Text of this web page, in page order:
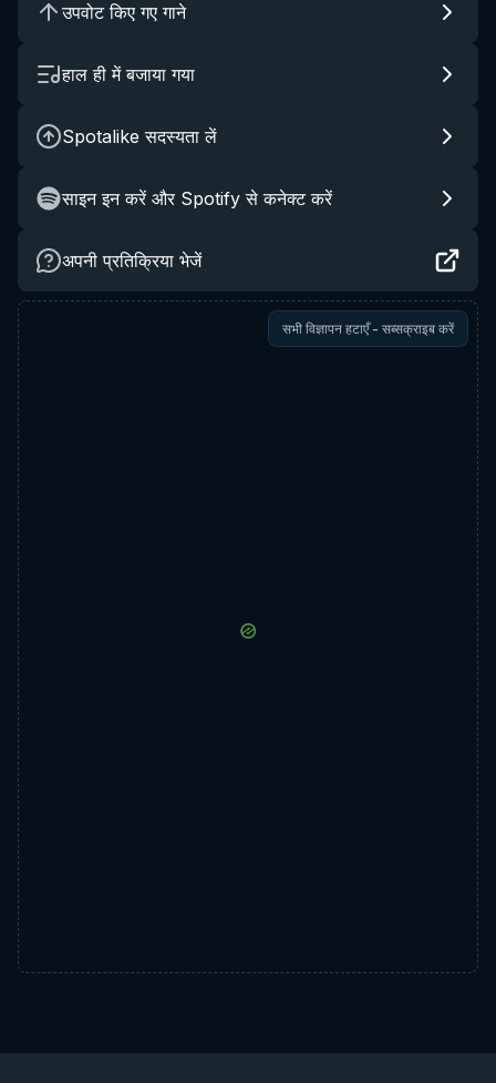
उपवोट किए गए गाने
हाल ही में बजाया गया
Spotalike सदस्यता लें
साइन इन करें और Spotify से कनेक्ट करें
अपनी प्रतिक्रिया भेजें
सभी विज्ञापन हटाएँ - सब्सक्राइब करें